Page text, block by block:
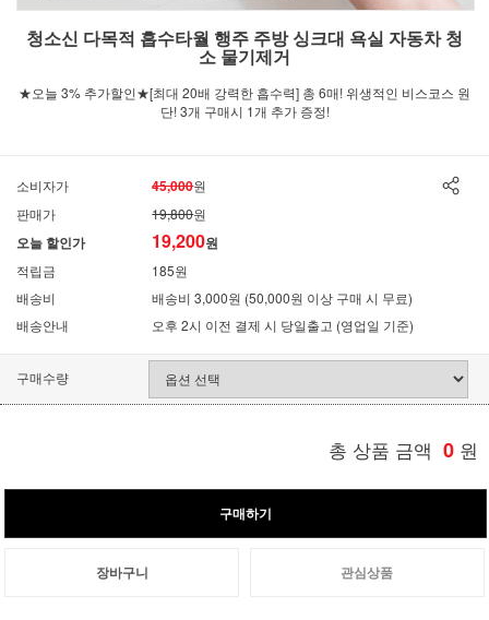
청소신 다목적 흡수타월 행주 주방 싱크대 욕실 자동차 청
소 물기제거
★오늘 3% 추가할인★[최대 20배 강력한 흡수력] 총 6매! 위생적인 비스코스 원
단! 3개 구매시 1개 추가 증정!
소비자가 45,000원
판매가
19,800원
오늘 할인가 19,200원
적립금
185원
배송비
배송비 3,000원 (50,000원 이상 구매 시 무료)
배송안내
오후 2시 이전 결제 시 당일출고 (영업일 기준)
구매수량
총 상품 금액 0 원
구매하기
장바구니 관심상품